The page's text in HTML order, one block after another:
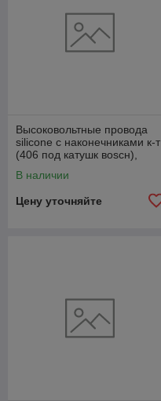
Высоковольтные провода
silicone с наконечниками к-т
(406 под катушк воsсн),
В наличии
Цену уточняйте